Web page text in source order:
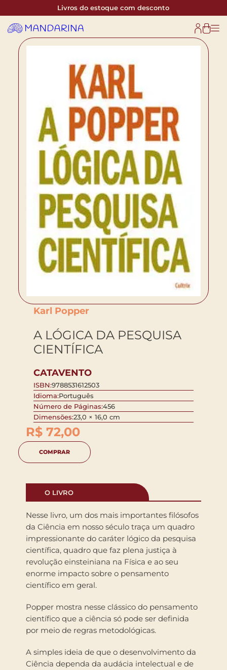
Livros do estoque com desconto
Karl Popper
A LÓGICA DA PESQUISA
CIENTÍFICA
CATAVENTO
ISBN:9788531612503
Idioma:Português
Número de Páginas:456
Dimensões:23,0 × 16,0 cm
R$ 72,00
COMPRAR
O LIVRO
Nesse livro, um dos mais importantes filósofos
da Ciência em nosso século traça um quadro
impressionante do caráter lógico da pesquisa
científica, quadro que faz plena justiça à
revolução einsteiniana na Física e ao seu
enorme impacto sobre o pensamento
científico em geral.
Popper mostra nesse clássico do pensamento
científico que a ciência só pode ser definida
por meio de regras metodológicas.
A simples ideia de que o desenvolvimento da
Ciência dependa da audácia intelectual e de